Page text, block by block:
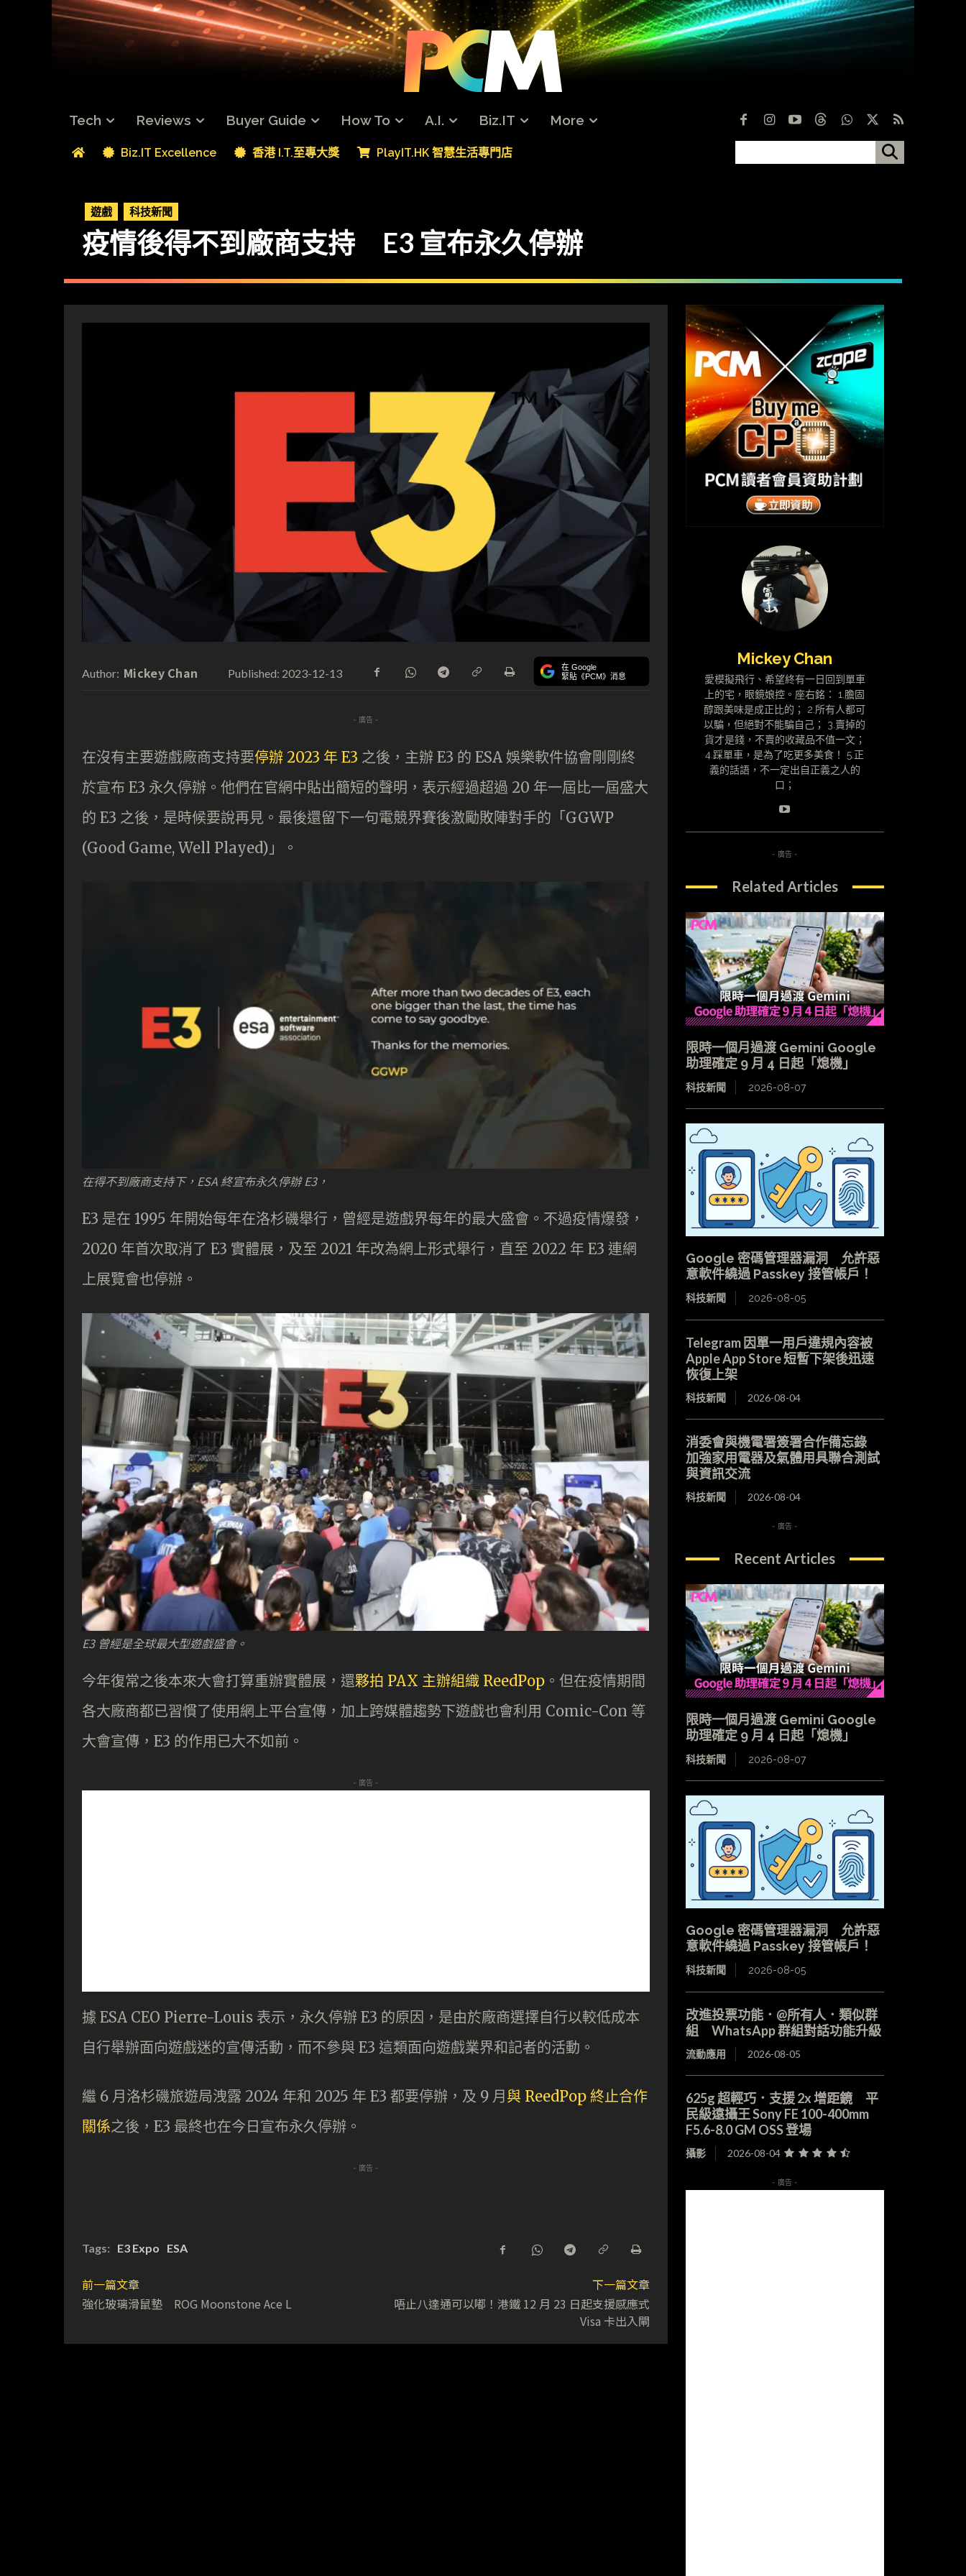
Tech Reviews Buyer Guide How To A.I. Biz.IT More
Biz.IT Excellence 香港 I.T.至專大獎 PlayIT.HK 智慧生活專門店
遊戲 科技新聞
疫情後得不到廠商支持 E3 宣布永久停辦
Author: Mickey Chan Published: 2023-12-13 在 Google
緊貼《PCM》消息
- 廣告 -
在沒有主要遊戲廠商支持要停辦 2023 年 E3 之後，主辦 E3 的 ESA 娛樂軟件協會剛剛終
於宣布 E3 永久停辦。他們在官網中貼出簡短的聲明，表示經過超過 20 年一屆比一屆盛大
的 E3 之後，是時候要說再見。最後還留下一句電競界賽後激勵敗陣對手的「GGWP
(Good Game, Well Played)」。
在得不到廠商支持下，ESA 終宣布永久停辦 E3，
E3 是在 1995 年開始每年在洛杉磯舉行，曾經是遊戲界每年的最大盛會。不過疫情爆發，
2020 年首次取消了 E3 實體展，及至 2021 年改為網上形式舉行，直至 2022 年 E3 連網
上展覽會也停辦。
E3 曾經是全球最大型遊戲盛會。
今年復常之後本來大會打算重辦實體展，還夥拍 PAX 主辦組織 ReedPop 。但在疫情期間
各大廠商都已習慣了使用網上平台宣傳，加上跨媒體趨勢下遊戲也會利用 Comic-Con 等
大會宣傳，E3 的作用已大不如前。
- 廣告 -
據 ESA CEO Pierre-Louis 表示，永久停辦 E3 的原因，是由於廠商選擇自行以較低成本
自行舉辦面向遊戲迷的宣傳活動，而不參與 E3 這類面向遊戲業界和記者的活動。
繼 6 月洛杉磯旅遊局洩露 2024 年和 2025 年 E3 都要停辦，及 9 月與 ReedPop 終止合作
關係之後，E3 最終也在今日宣布永久停辦。
- 廣告 -
Tags: E3 Expo ESA
前一篇文章
強化玻璃滑鼠墊 ROG Moonstone Ace L
下一篇文章
唔止八達通可以嘟！港鐵 12 月 23 日起支援感應式
Visa 卡出入閘
Mickey Chan
愛模擬飛行、希望終有一日回到單車
上的宅，眼鏡娘控。座右銘： 1.膽固
醇跟美味是成正比的； 2.所有人都可
以騙，但絕對不能騙自己； 3.賣掉的
貨才是錢，不賣的收藏品不值一文；
4.踩單車，是為了吃更多美食！ 5.正
義的話語，不一定出自正義之人的
口；
- 廣告 -
Related Articles
限時一個月過渡 Gemini Google
助理確定 9 月 4 日起「熄機」
科技新聞 2026-08-07
Google 密碼管理器漏洞 允許惡
意軟件繞過 Passkey 接管帳戶！
科技新聞 2026-08-05
Telegram 因單一用戶違規內容被
Apple App Store 短暫下架後迅速
恢復上架
科技新聞 2026-08-04
消委會與機電署簽署合作備忘錄
加強家用電器及氣體用具聯合測試
與資訊交流
科技新聞 2026-08-04
- 廣告 -
Recent Articles
限時一個月過渡 Gemini Google
助理確定 9 月 4 日起「熄機」
科技新聞 2026-08-07
Google 密碼管理器漏洞 允許惡
意軟件繞過 Passkey 接管帳戶！
科技新聞 2026-08-05
改進投票功能．@所有人．類似群
組 WhatsApp 群組對話功能升級
流動應用 2026-08-05
625g 超輕巧．支援 2x 增距鏡 平
民級遠攝王 Sony FE 100-400mm
F5.6-8.0 GM OSS 登場
攝影 2026-08-04
- 廣告 -